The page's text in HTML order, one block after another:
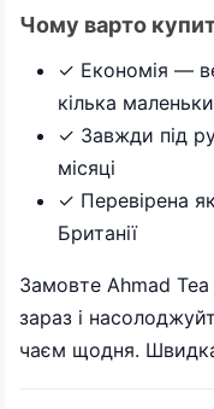
Чому варто
✓ Економія —
кілька
✓ Завжди під
місяці
✓ Перевірена
Британії
Замовте Ahmad
зараз і
чаєм щодня. Швидка